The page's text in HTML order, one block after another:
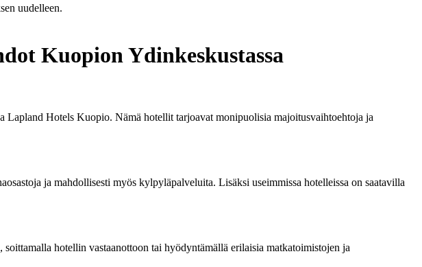
uudelleen.
Kuopion Ydinkeskustassa
Hotels Kuopio. Nämä hotellit tarjoavat monipuolisia majoitusvaihtoehtoja ja
ja mahdollisesti myös kylpyläpalveluita. Lisäksi useimmissa hotelleissa on saatavilla
hotellin vastaanottoon tai hyödyntämällä erilaisia matkatoimistojen ja